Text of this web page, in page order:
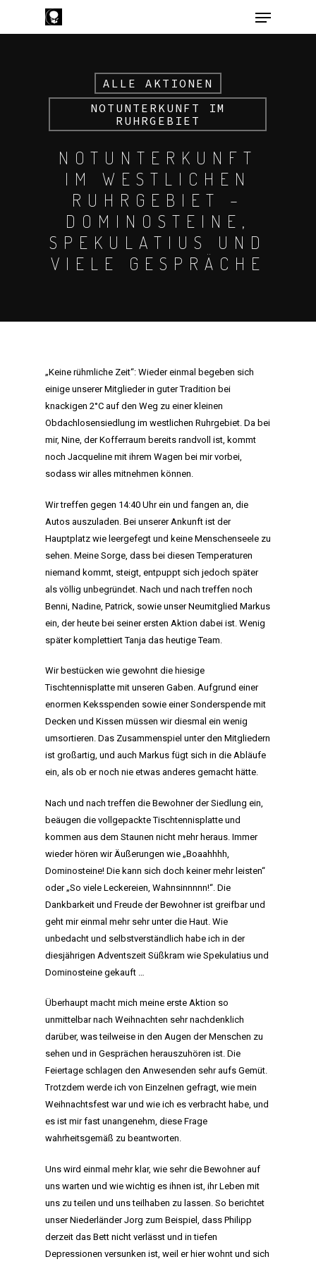
Hit enter to search or ESC to close
ALLE AKTIONEN
NOTUNTERKUNFT IM
RUHRGEBIET
NOTUNTERKUNFT
IM WESTLICHEN
RUHRGEBIET –
DOMINOSTEINE,
SPEKULATIUS UND
VIELE GESPRÄCHE
„Keine rühmliche Zeit“: Wieder einmal begeben sich
einige unserer Mitglieder in guter Tradition bei
knackigen 2°C auf den Weg zu einer kleinen
Obdachlosensiedlung im westlichen Ruhrgebiet. Da bei
mir, Nine, der Kofferraum bereits randvoll ist, kommt
noch Jacqueline mit ihrem Wagen bei mir vorbei,
sodass wir alles mitnehmen können.
Wir treffen gegen 14:40 Uhr ein und fangen an, die
Autos auszuladen. Bei unserer Ankunft ist der
Hauptplatz wie leergefegt und keine Menschenseele zu
sehen. Meine Sorge, dass bei diesen Temperaturen
niemand kommt, steigt, entpuppt sich jedoch später
als völlig unbegründet. Nach und nach treffen noch
Benni, Nadine, Patrick, sowie unser Neumitglied Markus
ein, der heute bei seiner ersten Aktion dabei ist. Wenig
später komplettiert Tanja das heutige Team.
Wir bestücken wie gewohnt die hiesige
Tischtennisplatte mit unseren Gaben. Aufgrund einer
enormen Keksspenden sowie einer Sonderspende mit
Decken und Kissen müssen wir diesmal ein wenig
umsortieren. Das Zusammenspiel unter den Mitgliedern
ist großartig, und auch Markus fügt sich in die Abläufe
ein, als ob er noch nie etwas anderes gemacht hätte.
Nach und nach treffen die Bewohner der Siedlung ein,
beäugen die vollgepackte Tischtennisplatte und
kommen aus dem Staunen nicht mehr heraus. Immer
wieder hören wir Äußerungen wie „Boaahhhh,
Dominosteine! Die kann sich doch keiner mehr leisten“
oder „So viele Leckereien, Wahnsinnnnn!“. Die
Dankbarkeit und Freude der Bewohner ist greifbar und
geht mir einmal mehr sehr unter die Haut. Wie
unbedacht und selbstverständlich habe ich in der
diesjährigen Adventszeit Süßkram wie Spekulatius und
Dominosteine gekauft …
Überhaupt macht mich meine erste Aktion so
unmittelbar nach Weihnachten sehr nachdenklich
darüber, was teilweise in den Augen der Menschen zu
sehen und in Gesprächen herauszuhören ist. Die
Feiertage schlagen den Anwesenden sehr aufs Gemüt.
Trotzdem werde ich von Einzelnen gefragt, wie mein
Weihnachtsfest war und wie ich es verbracht habe, und
es ist mir fast unangenehm, diese Frage
wahrheitsgemäß zu beantworten.
Uns wird einmal mehr klar, wie sehr die Bewohner auf
uns warten und wie wichtig es ihnen ist, ihr Leben mit
uns zu teilen und uns teilhaben zu lassen. So berichtet
unser Niederländer Jorg zum Beispiel, dass Philipp
derzeit das Bett nicht verlässt und in tiefen
Depressionen versunken ist, weil er hier wohnt und sich